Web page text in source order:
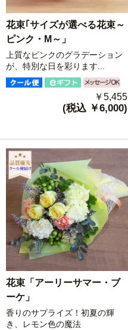
花束｢サイズが選べる花束～
ピンク・M～」
上質なピンクのグラデーション
が、特別な日を彩ります...
￥5,455
(税込 ￥6,000)
花束「アーリーサマー・ブ
ーケ」
香りのサプライズ！初夏の輝
き、レモン色の魔法